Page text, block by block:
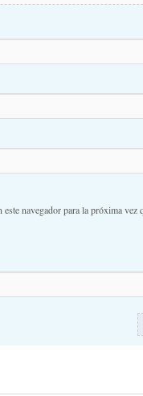
navegador para la próxima vez